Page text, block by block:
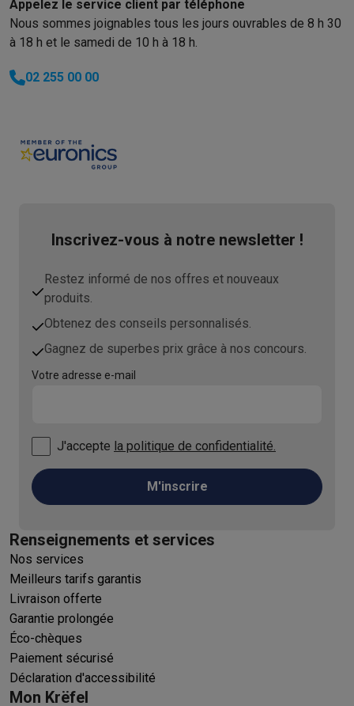
Appelez le service client par téléphone
Nous sommes joignables tous les jours ouvrables de 8 h 30
à 18 h et le samedi de 10 h à 18 h.
02 255 00 00
Inscrivez-vous à notre newsletter !
Restez informé de nos offres et nouveaux
produits.
Obtenez des conseils personnalisés.
Gagnez de superbes prix grâce à nos concours.
Votre adresse e-mail
J'accepte la politique de confidentialité.
M'inscrire
Renseignements et services
Nos services
Meilleurs tarifs garantis
Livraison offerte
Garantie prolongée
Éco-chèques
Paiement sécurisé
Déclaration d'accessibilité
Mon Krëfel